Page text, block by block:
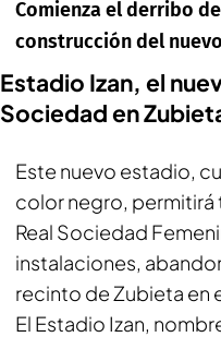
Comienza el derribo
construcción del
Estadio Izan, el
Sociedad en
Este nuevo estadio,
color negro, permitirá
Real Sociedad
instalaciones,
recinto de Zubieta en
El Estadio Izan,